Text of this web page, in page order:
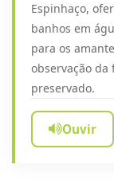
Espinhaço,
banhos em
para os
observação da
preservado.
Ouvir